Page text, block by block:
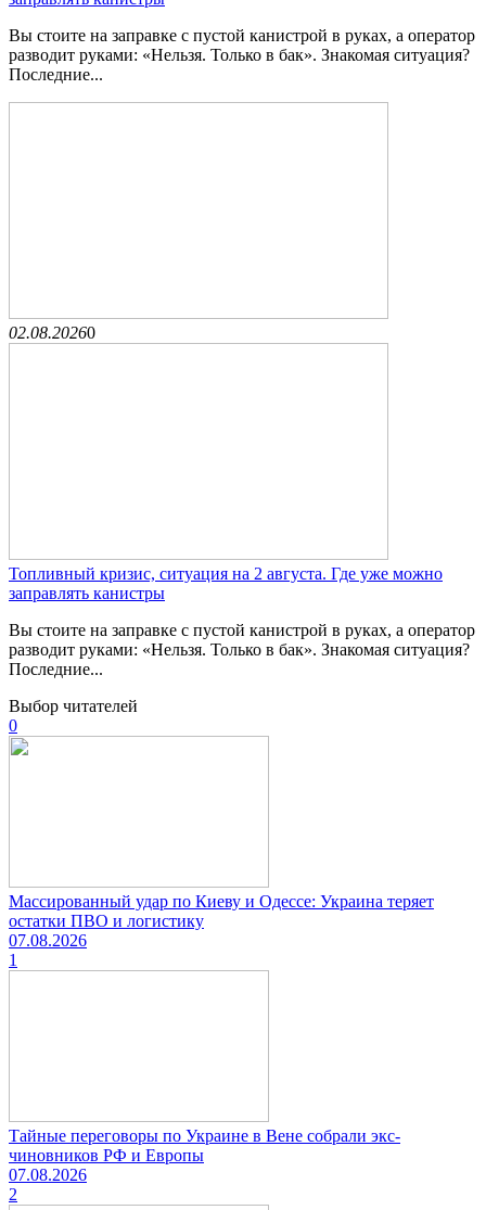
Вы стоите на заправке с пустой канистрой в руках, а оператор
разводит руками: «Нельзя. Только в бак». Знакомая ситуация?
Последние...
02.08.20260
Топливный кризис, ситуация на 2 августа. Где уже можно
заправлять канистры
Вы стоите на заправке с пустой канистрой в руках, а оператор
разводит руками: «Нельзя. Только в бак». Знакомая ситуация?
Последние...
Выбор читателей
0
Массированный удар по Киеву и Одессе: Украина теряет
остатки ПВО и логистику
07.08.2026
1
Тайные переговоры по Украине в Вене собрали экс-
чиновников РФ и Европы
07.08.2026
2